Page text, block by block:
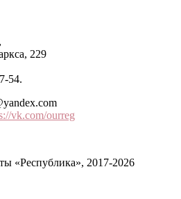
229
54.
vk.com/ourreg
«Республика», 2017-2026